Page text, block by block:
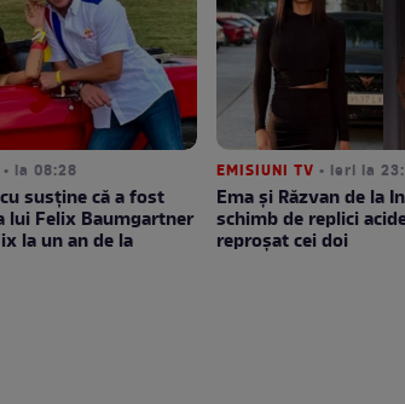
• la 08:28
susține că a fost
lui Felix Baumgartner
la un an de la
EMISIUNI TV • ieri la
Ema și Răzvan de la
schimb de replici
reproșat cei doi